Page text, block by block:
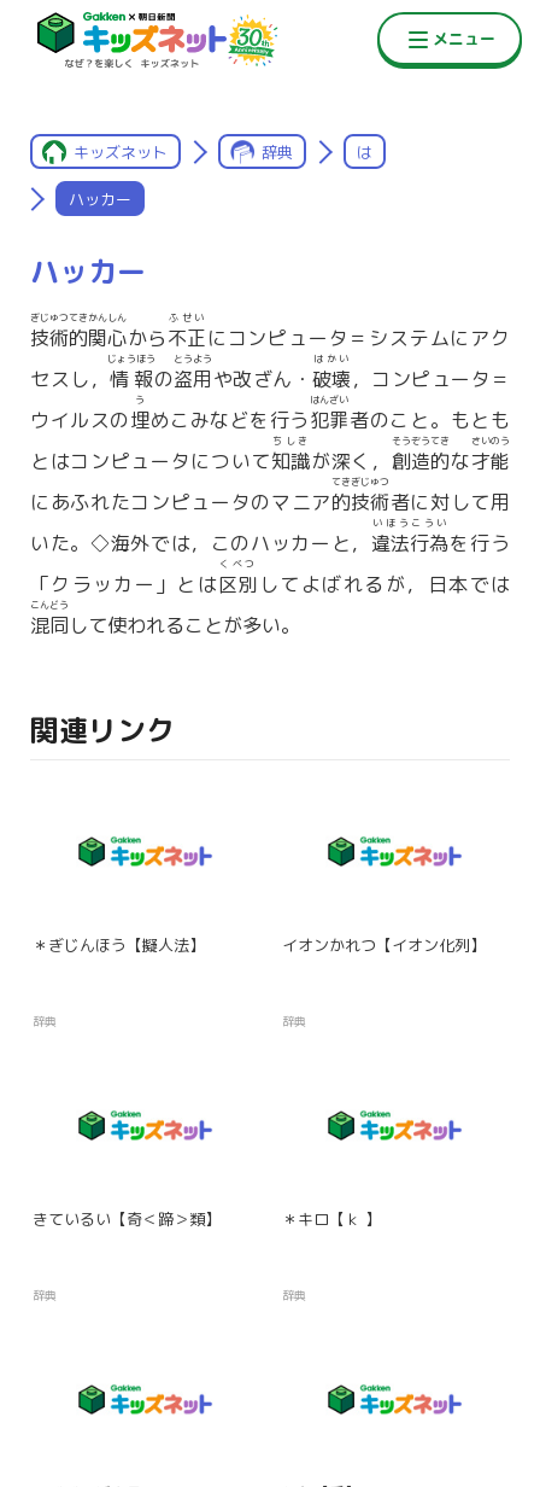
キッズネット 辞典 は
ハッカー
ハッカー
技術的関心
ぎじゅつてきかんしん
から不正
ふせい
にコンピュータ＝システムにアク
セスし， 情報
じょうほう
の盗用
とうよう
や改ざん・ 破壊
はかい
，コンピュータ＝
ウイルスの埋
う
めこみなどを行う犯罪
はんざい
者のこと。もとも
とはコンピュータについて知識
ちしき
が深く， 創造的
そうぞうてき
な才能
さいのう
にあふれたコンピュータのマニア的技術
てきぎじゅつ
者に対して用
いた。◇海外では，このハッカーと， 違法行為
いほうこうい
を行う
「クラッカー」とは区別
くべつ
してよばれるが，日本では
混同
こんどう
して使われることが多い。
関連リンク
＊ぎじんほう【擬人法】
辞典
イオンかれつ【イオン化列】
辞典
きているい【奇＜蹄＞類】
辞典
＊キロ【ｋ 】
辞典